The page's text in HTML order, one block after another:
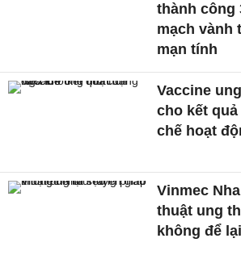
thành công
mạch vành
mạn tính
Vaccine
cho kết
chế hoạt
Vinmec
thuật ung
không để